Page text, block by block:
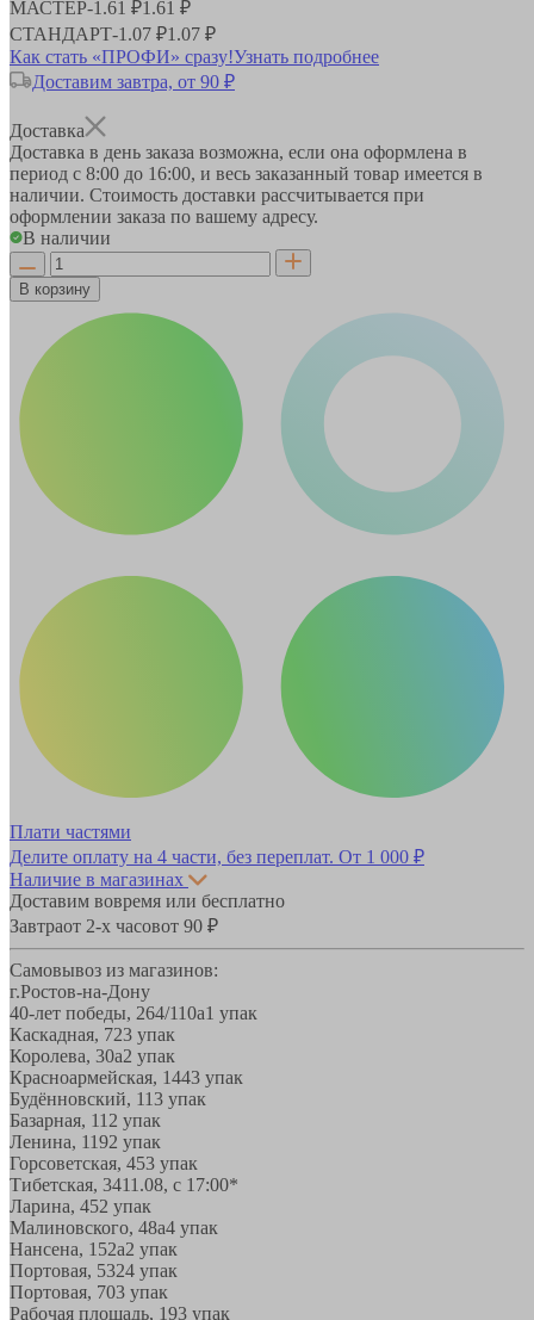
МАСТЕР-1.61 ₽1.61 ₽
СТАНДАРТ-1.07 ₽1.07 ₽
Как стать «ПРОФИ» сразу!Узнать подробнее
Доставим завтра, от 90 ₽
Доставка
Доставка в день заказа возможна, если она оформлена в
период с 8:00 до 16:00, и весь заказанный товар имеется в
наличии. Стоимость доставки рассчитывается при
оформлении заказа по вашему адресу.
В наличии
В корзину
Плати частями
Делите оплату на 4 части, без переплат. От 1 000 ₽
Наличие в магазинах
Доставим вовремя или бесплатно
Завтраот 2-х часовот 90 ₽
Самовывоз из магазинов:
г.Ростов-на-Дону
40-лет победы, 264/110а1 упак
Каскадная, 723 упак
Королева, 30а2 упак
Красноармейская, 1443 упак
Будённовский, 113 упак
Базарная, 11 2 упак
Ленина, 1192 упак
Горсоветская, 453 упак
Тибетская, 3411.08, с 17:00*
Ларина, 452 упак
Малиновского, 48а4 упак
Нансена, 152а2 упак
Портовая, 5324 упак
Портовая, 703 упак
Рабочая площадь, 193 упак